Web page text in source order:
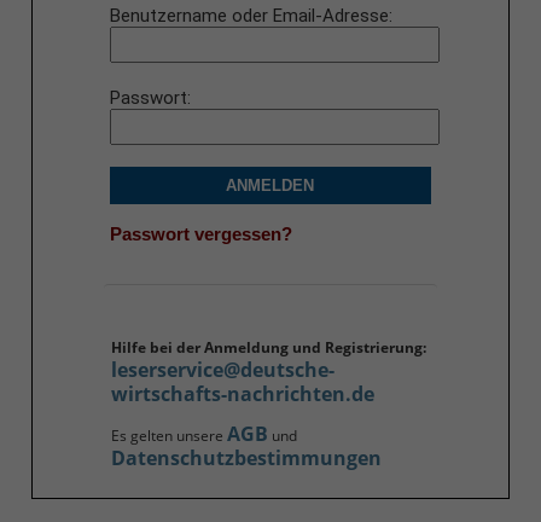
Benutzername oder Email-Adresse
Passwort
ANMELDEN
Passwort vergessen?
Hilfe bei der Anmeldung und Registrierung:
leserservice@deutsche-
wirtschafts-nachrichten.de
Es gelten unsere AGB und
Datenschutzbestimmungen